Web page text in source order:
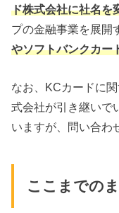
ド株式会社に社名を
プの金融事業を展開
やソフトバンクカー
なお、KCカードに
式会社が引き継いで
いますが、問い合わ
ここまでの